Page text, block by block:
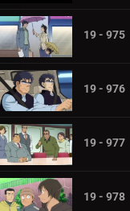
19 - 975
19 - 976
19 - 977
19 - 978